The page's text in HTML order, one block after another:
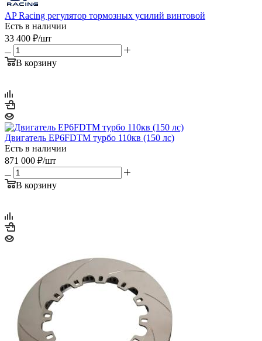
AP Racing регулятор тормозных усилий винтовой
Есть в наличии
33 400 ₽/шт
В корзину
Двигатель EP6FDTM турбо 110кв (150 лс)
Есть в наличии
871 000 ₽/шт
В корзину